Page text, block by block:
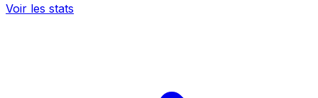
Voir les stats